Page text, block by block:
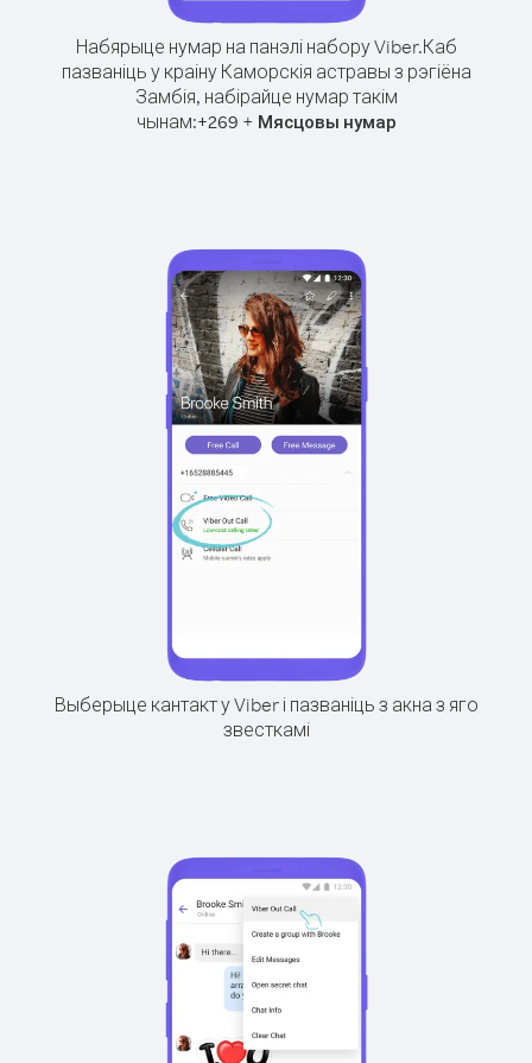
Набярыце нумар на панэлі набору Viber.Каб
пазваніць у краіну Каморскія астравы з рэгіёна
Замбія, набірайце нумар такім
чынам:+269 + Мясцовы нумар
Выберыце кантакт у Viber і пазваніць з акна з яго
звесткамі